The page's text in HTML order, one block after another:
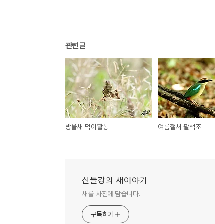
관련글
방울새 먹이활동 여름철새 팔색조
산들강의 새이야기
새를 사진에 담습니다.
구독하기